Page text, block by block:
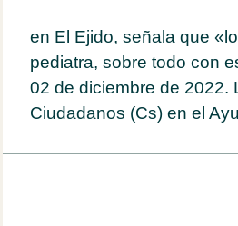
en El Ejido, señala que
pediatra, sobre todo con
02 de diciembre de 2022.
Ciudadanos (Cs) en el